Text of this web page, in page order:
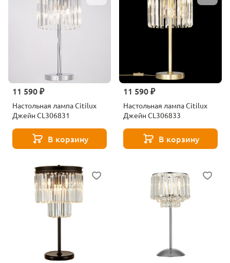
11 590 ₽
Настольная лампа Citilux
Джейн CL306831
В корзину
11 590 ₽
Настольная лампа Citilux
Джейн CL306833
В корзину